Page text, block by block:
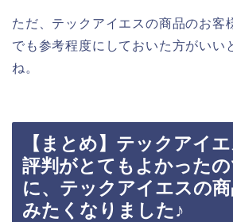
ただ、テックアイエスの商品のお客
でも参考程度にしておいた方がいい
ね。
【まとめ】テックアイ
評判がとてもよかった
に、テックアイエスの
みたくなりました♪